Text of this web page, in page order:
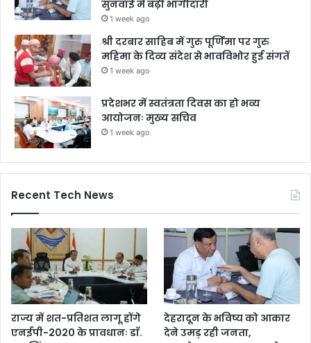
सुनवाई में बढ़ी भागीदारी
1 week ago
श्री दरबार साहिब में गुरु पूर्णिमा पर गुरु
महिमा के दिव्य संदेश से भावविभोर हुई संगतें
1 week ago
प्रदेशभर में स्वतंत्रता दिवस का हो भव्य
आयोजनः मुख्य सचिव
1 week ago
Recent Tech News
राज्य में शत-प्रतिशत लागू होंगे
एनईपी-2020 के प्रावधानः डाॅ.
देहरादून के भविष्य को आकार
देने उमड़ रही जनता,